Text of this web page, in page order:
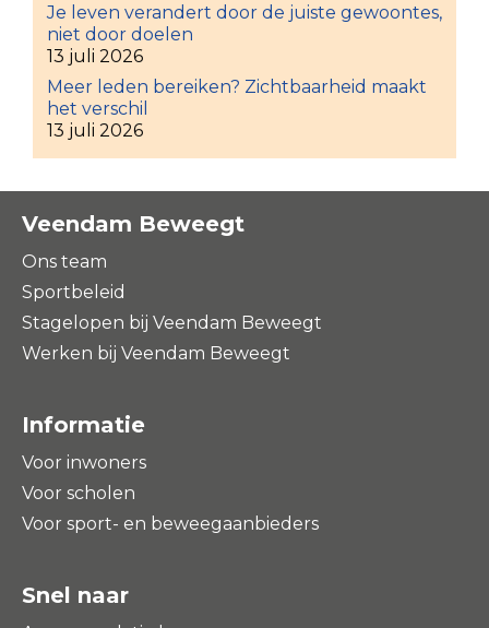
Je leven verandert door de juiste gewoontes,
niet door doelen
13 juli 2026
Meer leden bereiken? Zichtbaarheid maakt
het verschil
13 juli 2026
Veendam Beweegt
Ons team
Sportbeleid
Stagelopen bij Veendam Beweegt
Werken bij Veendam Beweegt
Informatie
Voor inwoners
Voor scholen
Voor sport- en beweegaanbieders
Snel naar